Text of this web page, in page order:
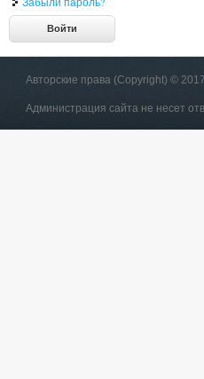
Авторские права (Copyright) ©
Администрация сайта не несет